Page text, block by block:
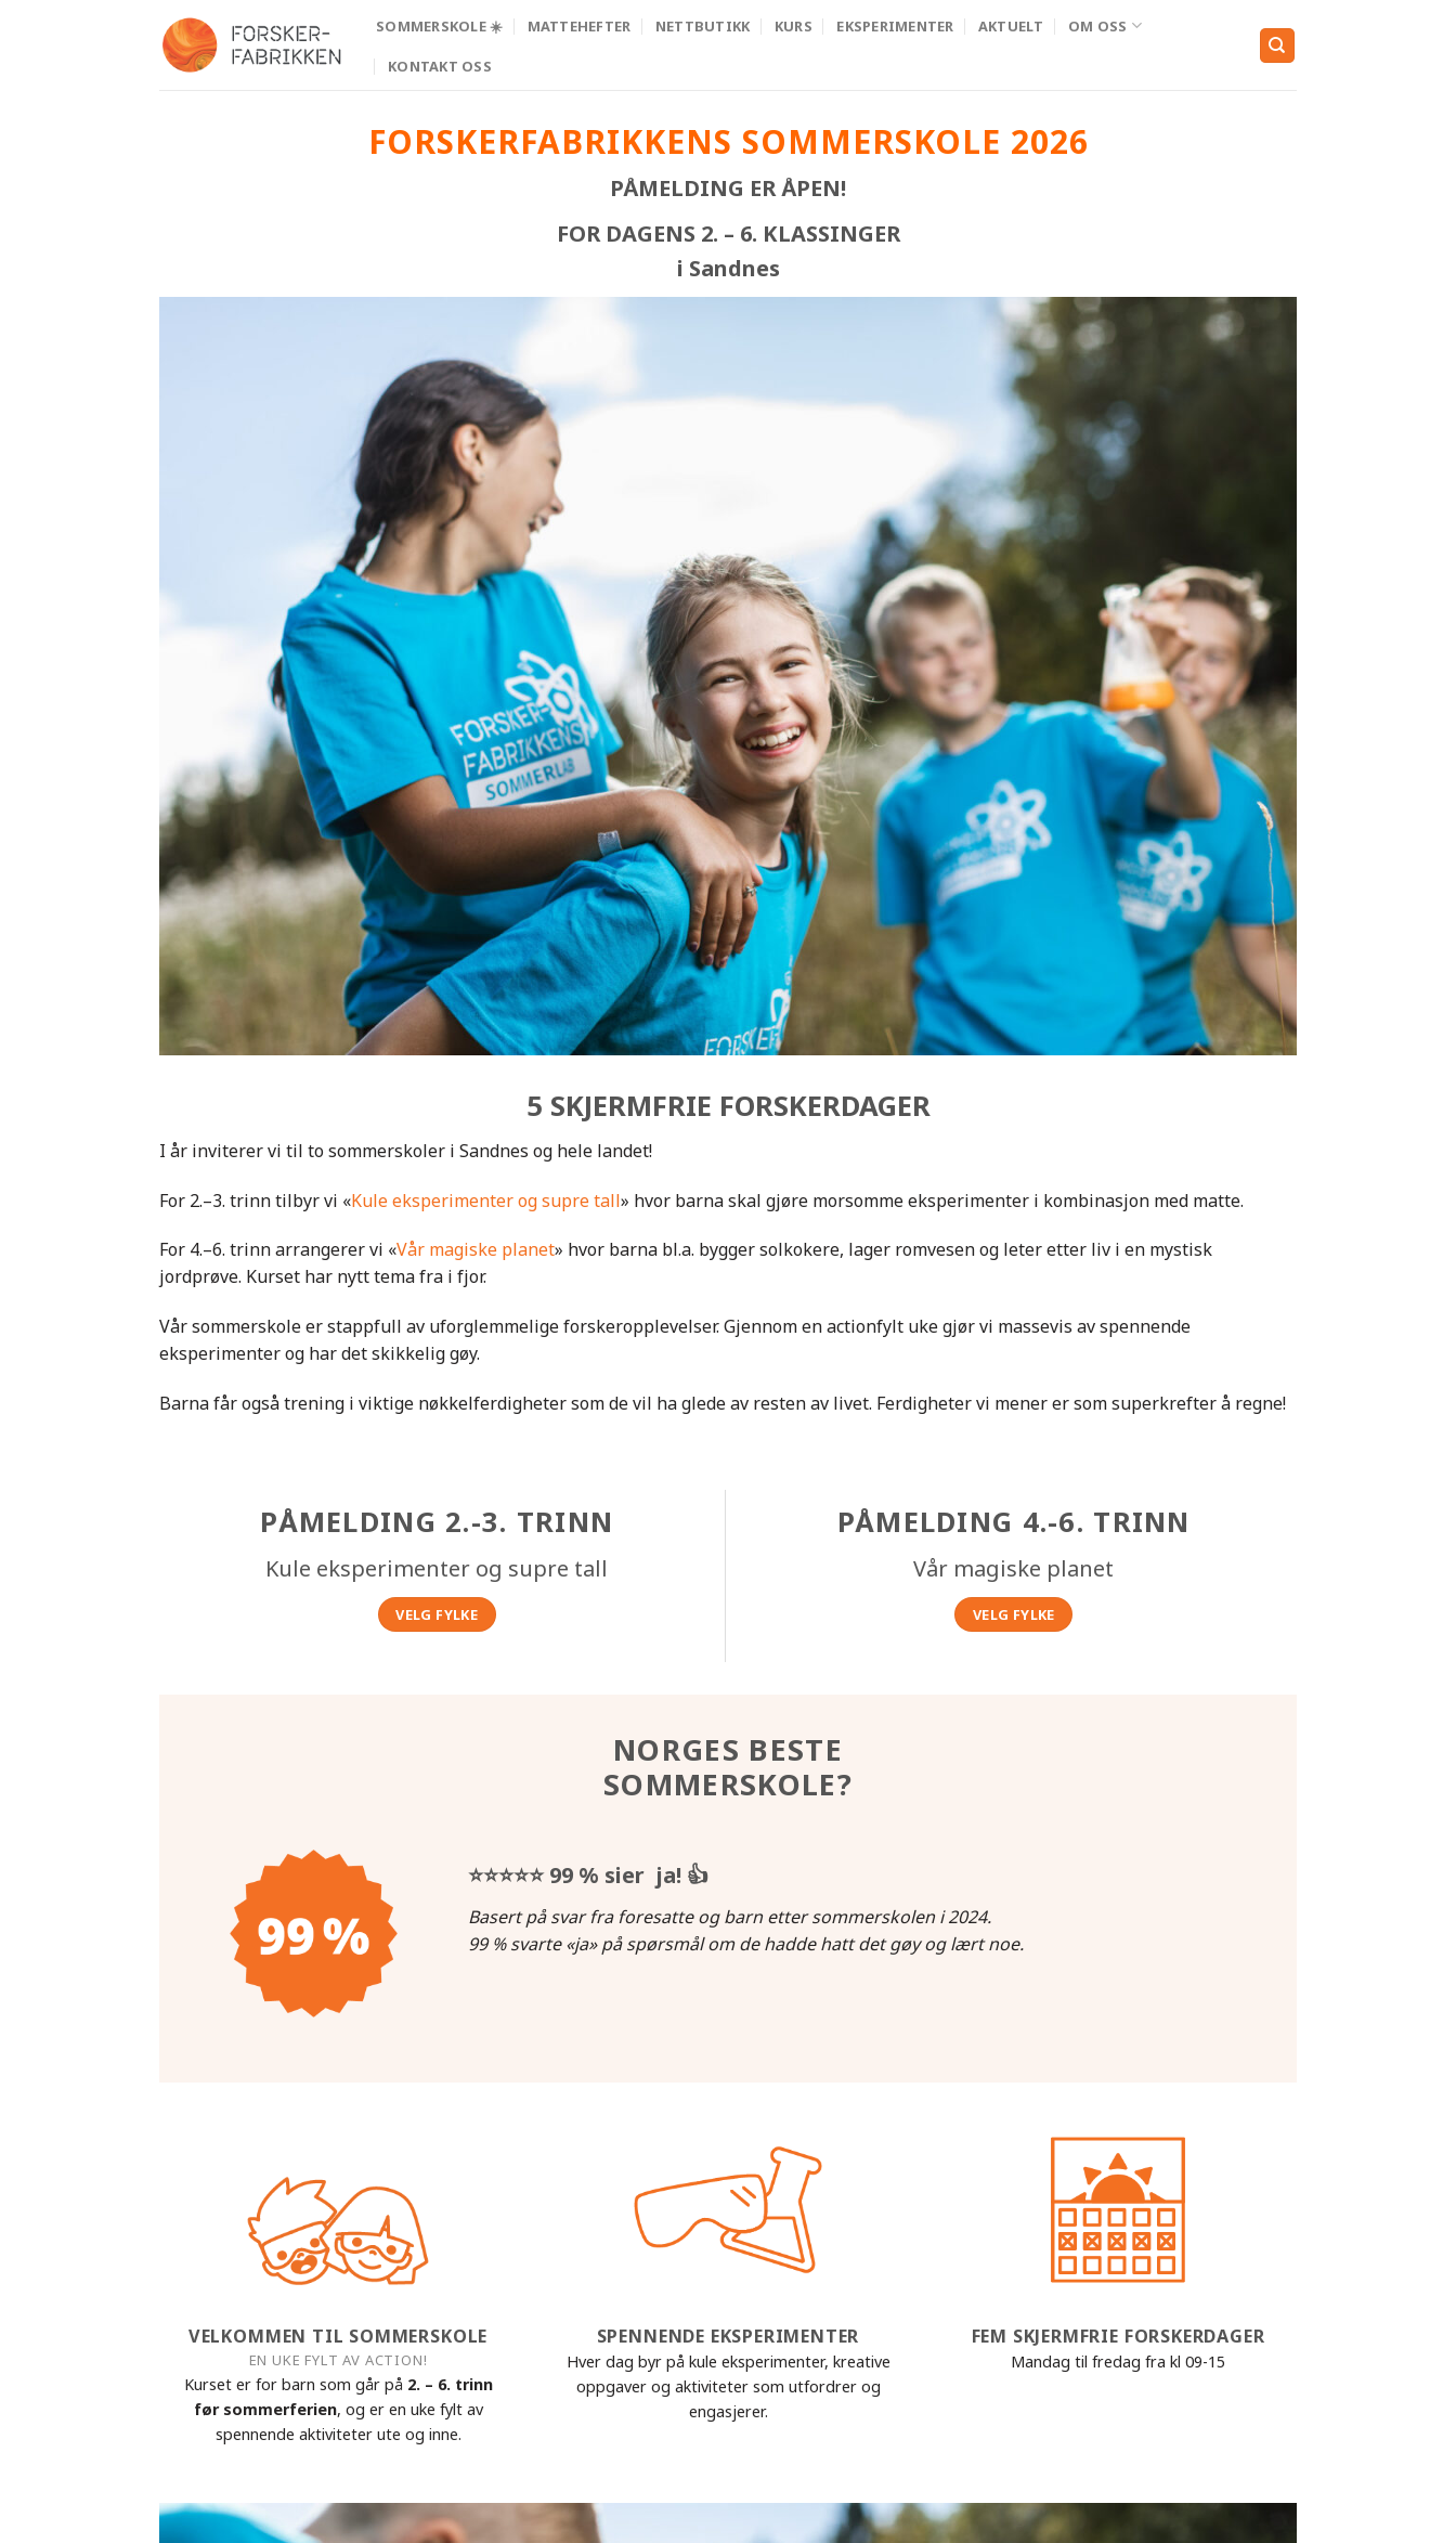
SOMMERSKOLE ☀️ MATTEHEFTER NETTBUTIKK KURS EKSPERIMENTER AKTUELT OM OSS
KONTAKT OSS
FORSKERFABRIKKENS SOMMERSKOLE 2026
PÅMELDING ER ÅPEN!
FOR DAGENS 2. – 6. KLASSINGER
i Sandnes
5 SKJERMFRIE FORSKERDAGER
I år inviterer vi til to sommerskoler i Sandnes og hele landet!
For 2.–3. trinn tilbyr vi «Kule eksperimenter og supre tall» hvor barna skal gjøre morsomme eksperimenter i kombinasjon med matte.
For 4.–6. trinn arrangerer vi «Vår magiske planet» hvor barna bl.a. bygger solkokere, lager romvesen og leter etter liv i en mystisk
jordprøve. Kurset har nytt tema fra i fjor.
Vår sommerskole er stappfull av uforglemmelige forskeropplevelser. Gjennom en actionfylt uke gjør vi massevis av spennende
eksperimenter og har det skikkelig gøy.
Barna får også trening i viktige nøkkelferdigheter som de vil ha glede av resten av livet. Ferdigheter vi mener er som superkrefter å regne!
PÅMELDING 2.-3. TRINN
Kule eksperimenter og supre tall
VELG FYLKE
PÅMELDING 4.-6. TRINN
Vår magiske planet
VELG FYLKE
NORGES BESTE
SOMMERSKOLE?
⭐⭐⭐⭐⭐99 % sier ja! 👍
Basert på svar fra foresatte og barn etter sommerskolen i 2024.
99 % svarte «ja» på spørsmål om de hadde hatt det gøy og lært noe.
VELKOMMEN TIL SOMMERSKOLE
EN UKE FYLT AV ACTION!
Kurset er for barn som går på 2. – 6. trinn
før sommerferien, og er en uke fylt av
spennende aktiviteter ute og inne.
SPENNENDE EKSPERIMENTER
Hver dag byr på kule eksperimenter, kreative
oppgaver og aktiviteter som utfordrer og
engasjerer.
FEM SKJERMFRIE FORSKERDAGER
Mandag til fredag fra kl 09-15